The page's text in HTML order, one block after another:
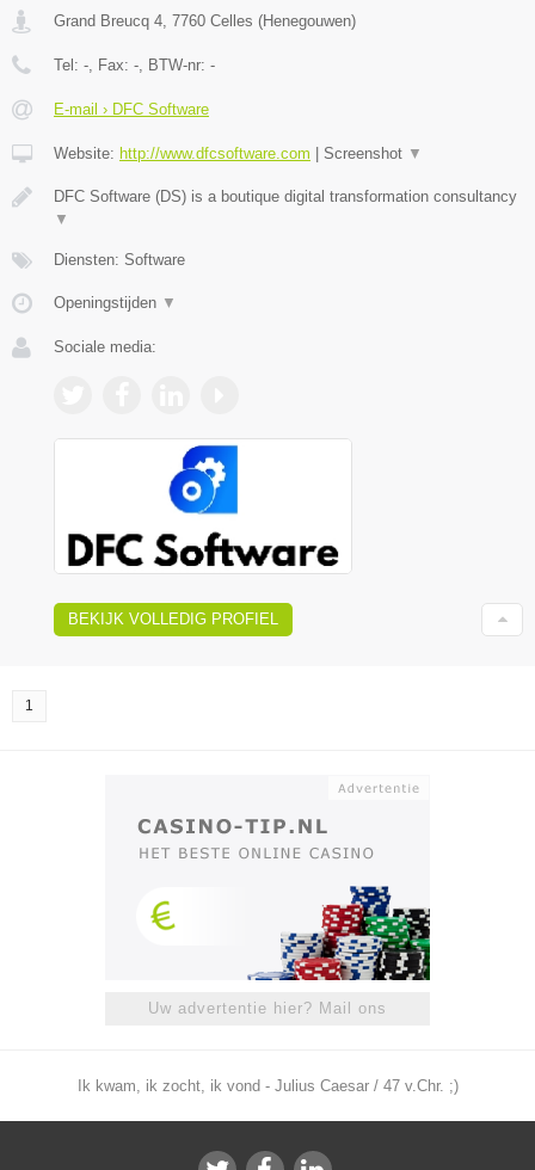
Grand Breucq 4 7760 Celles (Henegouwen)
Tel: - , Fax: - , BTW-nr: -
E-mail › DFC Software
Website: http://www.dfcsoftware.com | Screenshot ▼
DFC Software (DS) is a boutique digital transformation consultancy
▼
Diensten: Software
Openingstijden ▼
Sociale media:
BEKIJK VOLLEDIG PROFIEL
1
Uw advertentie hier? Mail ons
Ik kwam, ik zocht, ik vond - Julius Caesar / 47 v.Chr. ;)